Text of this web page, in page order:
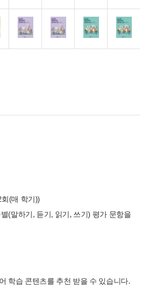
(매 학기))
(말하기, 듣기, 읽기, 쓰기) 평가 문항을
학습 콘텐츠를 추천 받을 수 있습니다.